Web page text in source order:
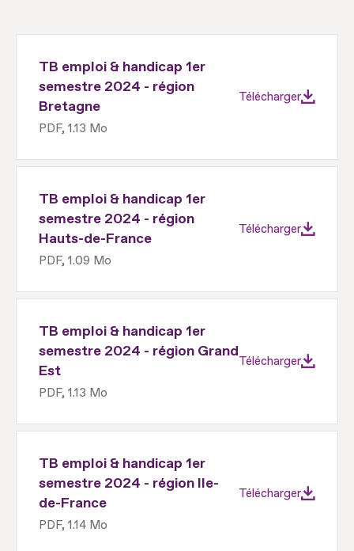
TB emploi & handicap 1er
semestre 2024 - région
Bretagne
PDF, 1.13 Mo
Télécharger
TB emploi & handicap 1er
semestre 2024 - région
Hauts-de-France
PDF, 1.09 Mo
Télécharger
TB emploi & handicap 1er
semestre 2024 - région Grand
Est
PDF, 1.13 Mo
Télécharger
TB emploi & handicap 1er
semestre 2024 - région Ile-
de-France
PDF, 1.14 Mo
Télécharger